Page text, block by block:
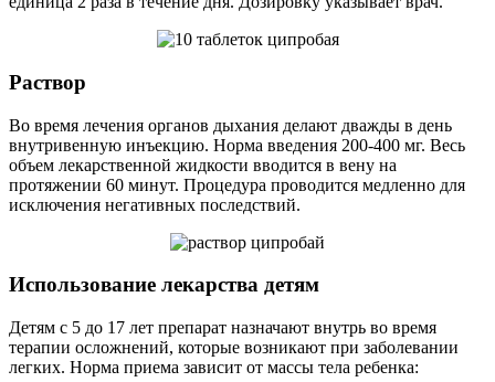
Раствор
Во время лечения органов дыхания делают дважды в день
внутривенную инъекцию. Норма введения 200-400 мг. Весь
объем лекарственной жидкости вводится в вену на
протяжении 60 минут. Процедура проводится медленно для
исключения негативных последствий.
Использование лекарства детям
Детям с 5 до 17 лет препарат назначают внутрь во время
терапии осложнений, которые возникают при заболевании
легких. Норма приема зависит от массы тела ребенка: